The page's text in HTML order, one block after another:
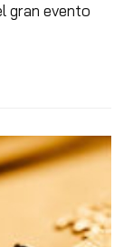
gran evento